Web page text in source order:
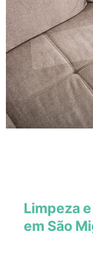
Limpeza
em São